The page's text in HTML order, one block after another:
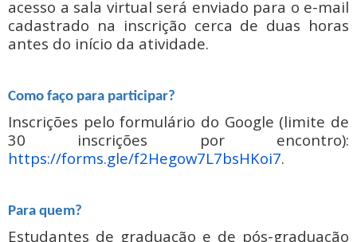
acesso a sala virtual será enviado para o e-mail
cadastrado na inscrição cerca de duas horas
antes do início da atividade.
Como faço para participar?
Inscrições pelo formulário do Google (limite de
30 inscrições por encontro):
https://forms.gle/f2Hegow7L7bsHKoi7.
Para quem?
Estudantes de graduação e de pós-graduação